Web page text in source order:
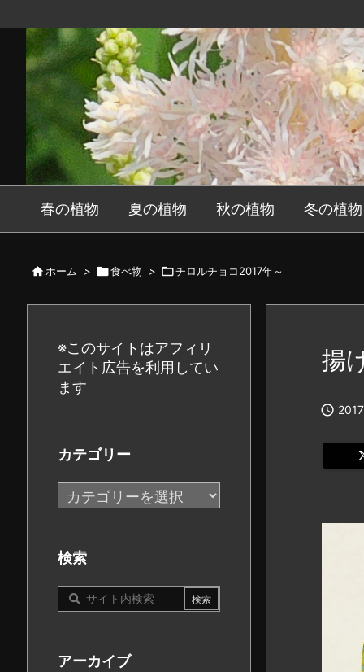
春の植物 夏の植物 秋の植物 冬の植物
 ホーム > 食べ物 > チロルチョコ2017年～
揚

※このサイトはアフィリ
エイト広告を利用してい
ます
カテゴリー
カ
テ
リ
ー
検索
アーカイブ